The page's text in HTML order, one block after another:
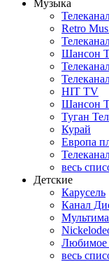
Музыка
Retro
Шансон
HIT TV
Шансон
Туган Тел
Курай
Европа
весь
Детские
Карусель
Канал
весь